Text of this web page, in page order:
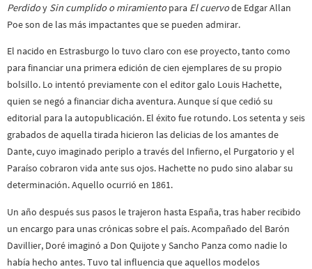
Perdidoy Sin cumplido o miramientopara El cuervode Edgar Allan
Poe son de las más impactantes que se pueden admirar.
El nacido en Estrasburgo lo tuvo claro con ese proyecto, tanto como
para financiar una primera edición de cien ejemplares de su propio
bolsillo. Lo intentó previamente con el editor galo Louis Hachette,
quien se negó a financiar dicha aventura. Aunque sí que cedió su
editorial para la autopublicación. El éxito fue rotundo. Los setenta y seis
grabados de aquella tirada hicieron las delicias de los amantes de
Dante, cuyo imaginado periplo a través del Infierno, el Purgatorio y el
Paraíso cobraron vida ante sus ojos. Hachette no pudo sino alabar su
determinación. Aquello ocurrió en 1861.
Un año después sus pasos le trajeron hasta España, tras haber recibido
un encargo para unas crónicas sobre el país. Acompañado del Barón
Davillier, Doré imaginó a Don Quijote y Sancho Panza como nadie lo
había hecho antes. Tuvo tal influencia que aquellos modelos